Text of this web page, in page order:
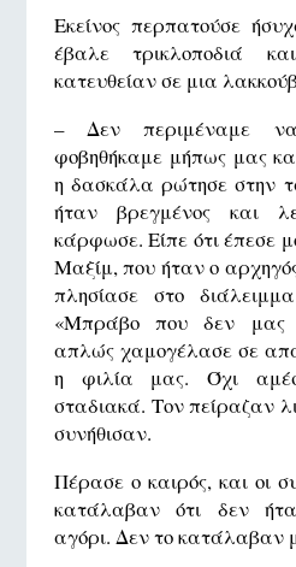
Εκείνος περπατούσε
έβαλε τρικλοποδιά
κατευθείαν σε μια
– Δεν περιμέναμε
φοβηθήκαμε μήπως μας
η δασκάλα ρώτησε στην
ήταν βρεγμένος και
κάρφωσε. Είπε ότι έπεσε
Μαξίμ, που ήταν ο
πλησίασε στο
«Μπράβο που δεν μας
απλώς χαμογέλασε σε
η φιλία μας. Όχι
σταδιακά. Τον πείραζαν
συνήθισαν.
Πέρασε ο καιρός, και οι
κατάλαβαν ότι δεν
αγόρι. Δεν το κατάλαβαν